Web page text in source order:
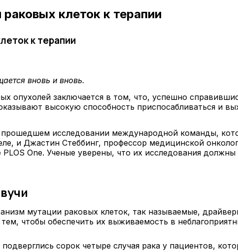
клеток к терапии
к терапии
вновь и вновь.
опухолей заключается в том, что, успешно
высокую способность приспосабливаться и
исследовании международной команды,
и Джастин Стеббинг, профессор медицинской
One. Ученые уверены, что их исследования
мутации раковых клеток, так называемые,
чтобы обеспечить их выживаемость в
сорок четыре случая рака у пациентов,